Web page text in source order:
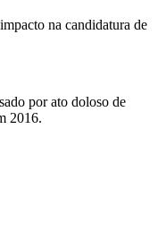
na candidatura de
por ato doloso de
2016.